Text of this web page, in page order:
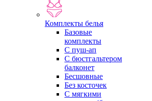
Комплекты белья
Базовые
комплекты
С пуш-ап
С бюстгальтером
балконет
Бесшовные
Без косточек
С мягкими